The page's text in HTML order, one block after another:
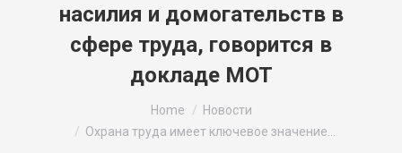
насилия и домогательств в
сфере труда, говорится в
докладе МОТ
Home
Новости
Охрана труда имеет ключевое значение…